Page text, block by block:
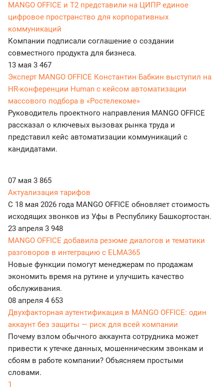
MANGO OFFICE и Т2 представили на ЦИПР единое
цифровое пространство для корпоративных
коммуникаций
Компании подписали соглашение о создании
совместного продукта для бизнеса.
13 мая 3 467
Эксперт MANGO OFFICE Константин Бабкин выступил на
HR-конференции Human с кейсом автоматизации
массового подбора в «Ростелекоме»
Руководитель проектного направления MANGO OFFICE
рассказал о ключевых вызовах рынка труда и
представил кейс автоматизации коммуникаций с
кандидатами.
07 мая 3 865
Актуализация тарифов
С 18 мая 2026 года MANGO OFFICE обновляет стоимость
исходящих звонков из Уфы в Республику Башкортостан.
23 апреля 3 948
MANGO OFFICE добавила резюме диалогов и тематики
разговоров в интеграцию с ELMA365
Новые функции помогут менеджерам по продажам
экономить время на рутине и улучшить качество
обслуживания.
08 апреля 4 653
Двухфакторная аутентификация в MANGO OFFICE: один
аккаунт без защиты — риск для всей компании
Почему взлом обычного аккаунта сотрудника может
привести к утечке данных, мошенническим звонкам и
сбоям в работе компании? Объясняем простыми
словами.
1